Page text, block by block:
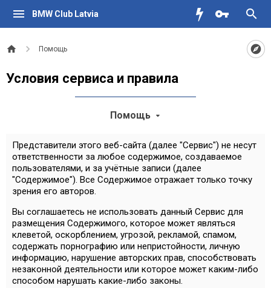
BMW Club Latvia
Помощь
Условия сервиса и правила
Помощь
Представители этого веб-сайта (далее "Сервис") не несут
ответственности за любое содержимое, создаваемое
пользователями, и за учётные записи (далее
"Содержимое"). Все Содержимое отражает только точку
зрения его авторов.
Вы соглашаетесь не использовать данный Сервис для
размещения Содержимого, которое может являться
клеветой, оскорблением, угрозой, рекламой, спамом,
содержать порнографию или непристойности, личную
информацию, нарушение авторских прав, способствовать
незаконной деятельности или которое может каким-либо
способом нарушать какие-либо законы.